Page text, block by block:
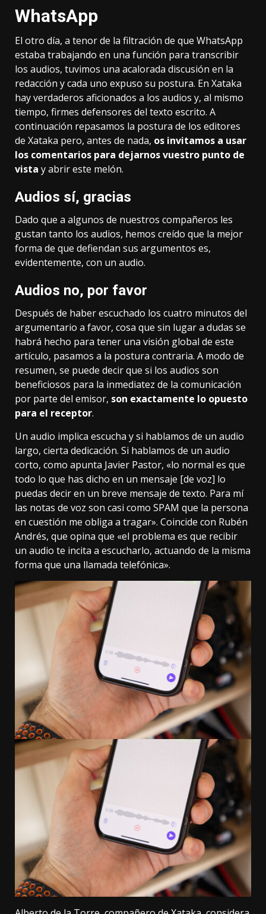
WhatsApp
El otro día, a tenor de la filtración de que WhatsApp
estaba trabajando en una función para transcribir
los audios, tuvimos una acalorada discusión en la
redacción y cada uno expuso su postura. En Xataka
hay verdaderos aficionados a los audios y, al mismo
tiempo, firmes defensores del texto escrito. A
continuación repasamos la postura de los editores
de Xataka pero, antes de nada, os invitamos a usar
los comentarios para dejarnos vuestro punto de
vista y abrir este melón.
Audios sí, gracias
Dado que a algunos de nuestros compañeros les
gustan tanto los audios, hemos creído que la mejor
forma de que defiendan sus argumentos es,
evidentemente, con un audio.
Audios no, por favor
Después de haber escuchado los cuatro minutos del
argumentario a favor, cosa que sin lugar a dudas se
habrá hecho para tener una visión global de este
artículo, pasamos a la postura contraria. A modo de
resumen, se puede decir que si los audios son
beneficiosos para la inmediatez de la comunicación
por parte del emisor, son exactamente lo opuesto
para el receptor.
Un audio implica escucha y si hablamos de un audio
largo, cierta dedicación. Si hablamos de un audio
corto, como apunta Javier Pastor, «lo normal es que
todo lo que has dicho en un mensaje [de voz] lo
puedas decir en un breve mensaje de texto. Para mí
las notas de voz son casi como SPAM que la persona
en cuestión me obliga a tragar». Coincide con Rubén
Andrés, que opina que «el problema es que recibir
un audio te incita a escucharlo, actuando de la misma
forma que una llamada telefónica».